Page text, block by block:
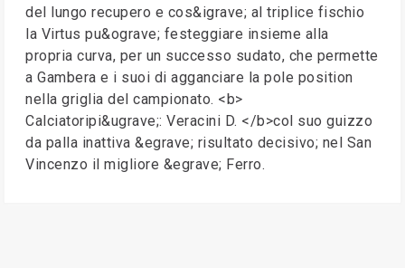
del lungo recupero e cos&igrave; al triplice fischio
la Virtus pu&ograve; festeggiare insieme alla
propria curva, per un successo sudato, che permette
a Gambera e i suoi di agganciare la pole position
nella griglia del campionato. <b>
Calciatoripi&ugrave;: Veracini D. </b>col suo guizzo
da palla inattiva &egrave; risultato decisivo; nel San
Vincenzo il migliore &egrave; Ferro.